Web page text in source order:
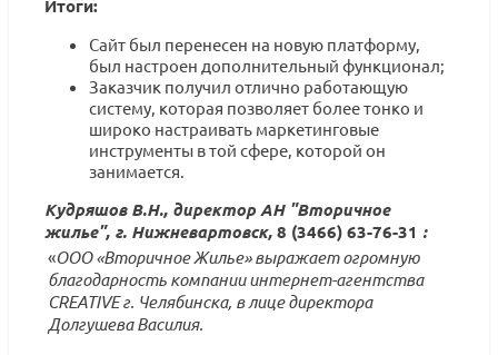
Итоги:
Сайт был перенесен на новую платформу,
был настроен дополнительный функционал;
Заказчик получил отлично работающую
систему, которая позволяет более тонко и
широко настраивать маркетинговые
инструменты в той сфере, которой он
занимается.
Кудряшов В.Н., директор АН "Вторичное
жилье", г. Нижневартовск, 8 (3466) 63-76-31 :
«ООО «Вторичное Жилье» выражает огромную
благодарность компании интернет-агентства
CREATIVE г. Челябинска, в лице директора
Долгушева Василия.